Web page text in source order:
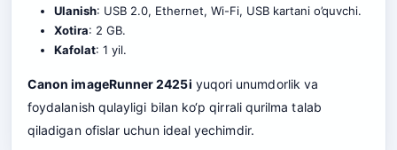
Ulanish: USB 2.0, Ethernet, Wi-Fi, USB kartani o’quvchi.
Xotira: 2 GB.
Kafolat: 1 yil.
Canon imageRunner 2425i yuqori unumdorlik va
foydalanish qulayligi bilan ko‘p qirrali qurilma talab
qiladigan ofislar uchun ideal yechimdir.